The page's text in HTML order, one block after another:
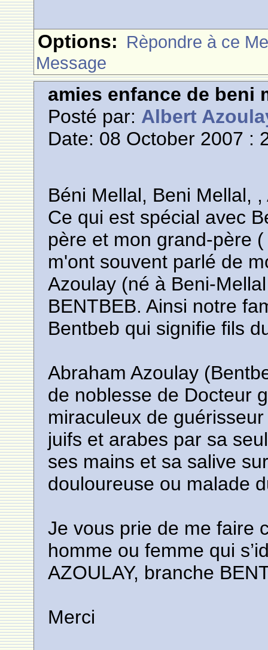
Options: Rèpondre à ce
Message
amies enfance de beni
Posté par: Albert
Date: 08 October 2007 :
Béni Mellal, Beni Mellal,
Ce qui est spécial avec
père et mon grand-père
m'ont souvent parlé de
Azoulay (né à Beni-
BENTBEB. Ainsi notre
Bentbeb qui signifie fils
Abraham Azoulay
de noblesse de Docteur
miraculeux de
juifs et arabes par sa
ses mains et sa salive
douloureuse ou malade
Je vous prie de me faire
homme ou femme qui
AZOULAY, branche
Merci